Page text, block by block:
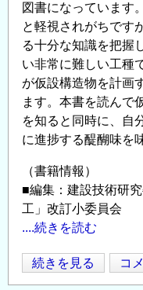
サ
イ
ト
「コ
ン
コ
ム
／
CONCOM」
の
図書になっています
と軽視されがちです
る十分な知識を把握
い非常に難しい工種
が仮設構造物を計画
ます。本書を読んで
を知ると同時に、自
に進捗する醍醐味を
（書籍情報）
■編集：建設技術研
工」改訂小委員会
....続きを読む
土
木
続きを見る コ